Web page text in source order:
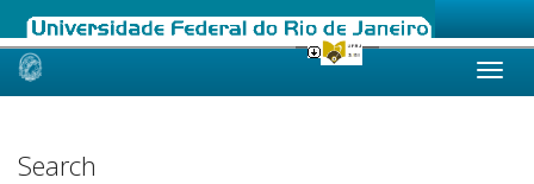
Skip
Search